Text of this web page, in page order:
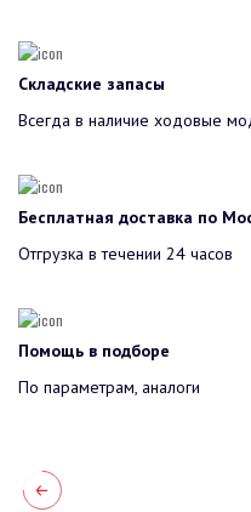
Складские запасы
Всегда в наличие ходовые
Бесплатная доставка по
Отгрузка в течении 24 часов
Помощь в подборе
По параметрам, аналоги